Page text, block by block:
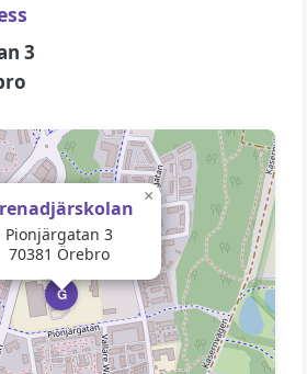
3
G
Pionjärgatan 3
70381 Örebro
×